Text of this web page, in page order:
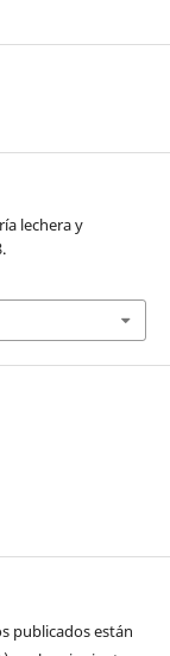
lechera y
publicados están